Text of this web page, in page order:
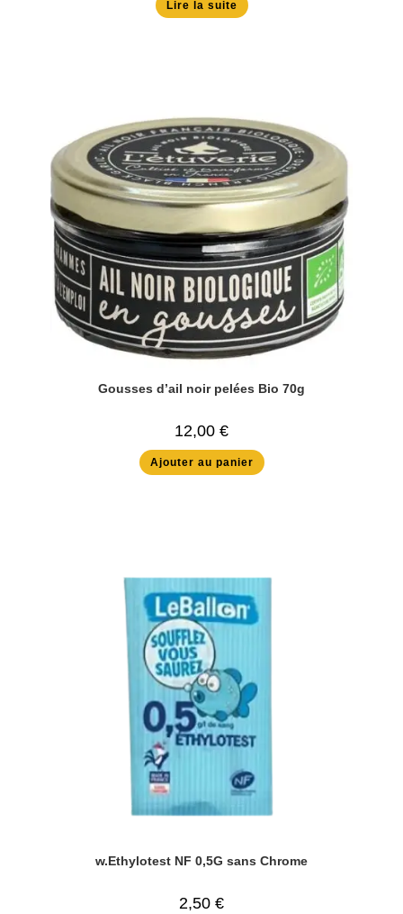
Lire la suite
Gousses d’ail noir pelées Bio 70g
12,00 €
Ajouter au panier
w.Ethylotest NF 0,5G sans Chrome
2,50 €